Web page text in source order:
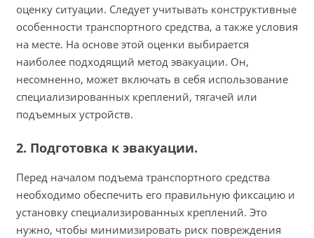
оценку ситуации. Следует учитывать конструктивные
особенности транспортного средства, а также условия
на месте. На основе этой оценки выбирается
наиболее подходящий метод эвакуации. Он,
несомненно, может включать в себя использование
специализированных креплений, тягачей или
подъемных устройств.
2. Подготовка к эвакуации.
Перед началом подъема транспортного средства
необходимо обеспечить его правильную фиксацию и
установку специализированных креплений. Это
нужно, чтобы минимизировать риск повреждения